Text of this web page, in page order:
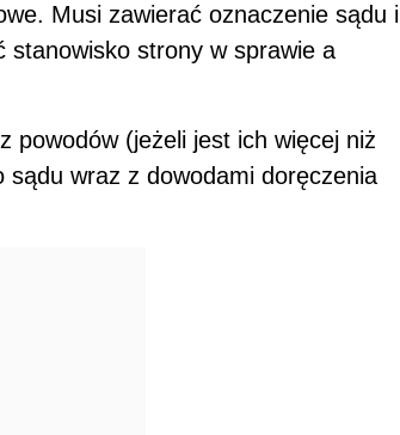
Musi zawierać oznaczenie sądu i
stanowisko strony w sprawie a
powodów (jeżeli jest ich więcej niż
sądu wraz z dowodami doręczenia